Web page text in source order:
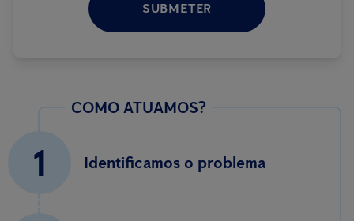
SUBMETER
COMO ATUAMOS?
1 Identificamos o problema